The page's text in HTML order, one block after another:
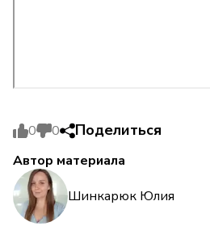
0 0 Поделиться
Автор материала
Шинкарюк Юлия